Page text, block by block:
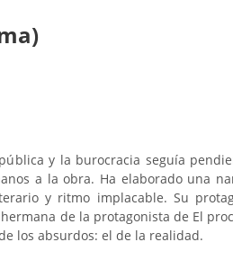
y la burocracia seguía
a la obra. Ha elaborado una
y ritmo implacable. Su
de la protagonista de El
los absurdos: el de la realidad.